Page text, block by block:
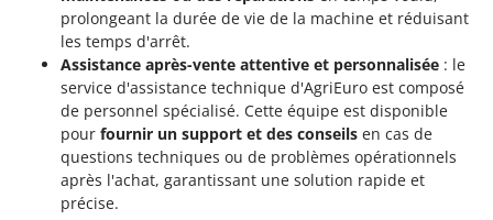
Tineco
Titania
Tornado
Tre Spade
Trev - Abrek - TecnoVIR
Trotec
prolongeant la durée de vie de la machine et réduisant
les temps d'arrêt.
Assistance après-vente attentive et personnalisée : le
service d'assistance technique d'AgriEuro est composé
de personnel spécialisé. Cette équipe est disponible
pour fournir un support et des conseils en cas de
questions techniques ou de problèmes opérationnels
après l'achat, garantissant une solution rapide et
précise.